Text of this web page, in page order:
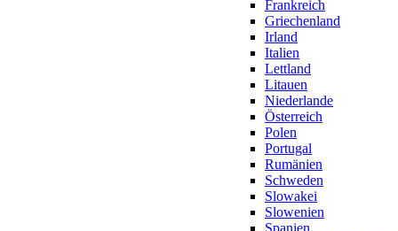
Frankreich
Griechenland
Irland
Italien
Lettland
Litauen
Niederlande
Österreich
Polen
Portugal
Rumänien
Schweden
Slowakei
Slowenien
Spanien